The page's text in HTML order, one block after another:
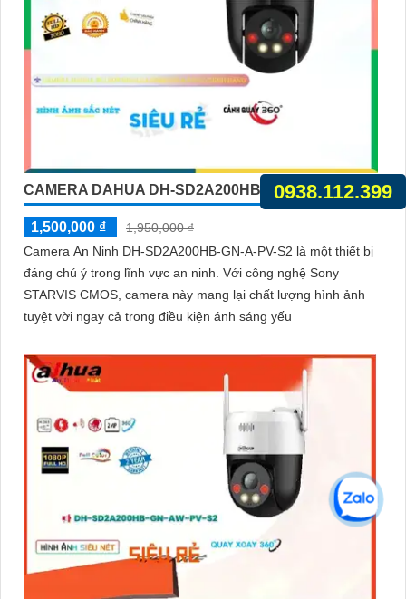
CAMERA DAHUA DH-SD2A200HB-GN-A-PV-S2
1,500,000 ₫
1,950,000 ₫
Camera An Ninh DH-SD2A200HB-GN-A-PV-S2 là một thiết bị
đáng chú ý trong lĩnh vực an ninh. Với công nghệ Sony
STARVIS CMOS, camera này mang lại chất lượng hình ảnh
tuyệt vời ngay cả trong điều kiện ánh sáng yếu
0938.112.399